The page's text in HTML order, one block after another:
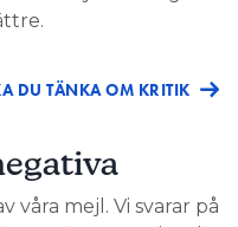
DU TÄNKA OM KRITIK
våra mejl. Vi svarar på